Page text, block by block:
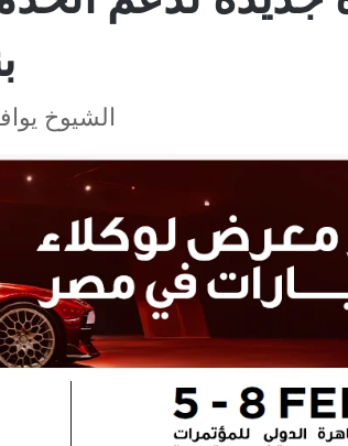
الشيوخ